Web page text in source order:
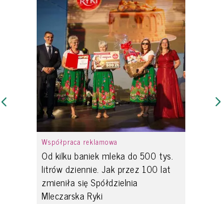
Współpraca reklamowa
Od kilku baniek mleka do 500 tys.
litrów dziennie. Jak przez 100 lat
zmieniła się Spółdzielnia
Mleczarska Ryki